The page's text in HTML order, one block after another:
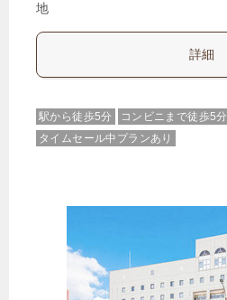
地
詳細
駅から徒歩5分 コンビニまで徒歩5分
タイムセール中プランあり